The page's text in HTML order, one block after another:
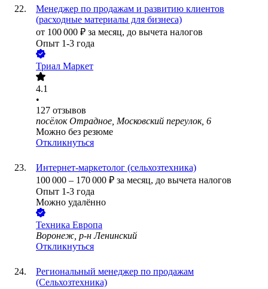
Менеджер по продажам и развитию клиентов
(расходные материалы для бизнеса)
от 100 000 ₽ за месяц, до вычета налогов
Опыт 1-3 года
Триал Маркет
4.1
•
127 отзывов
посёлок Отрадное, Московский переулок, 6
Можно без резюме
Откликнуться
Интернет-маркетолог (сельхозтехника)
100 000 – 170 000 ₽ за месяц, до вычета налогов
Опыт 1-3 года
Можно удалённо
Техника Европа
Воронеж, р-н Ленинский
Откликнуться
Региональный менеджер по продажам
(Сельхозтехника)